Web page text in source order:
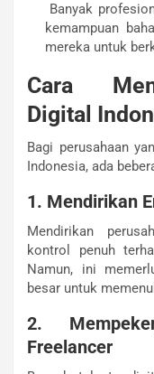
Banyak
kemampuan
mereka untuk
Cara
Digital
Bagi perusahaan
Indonesia, ada
1. Mendirikan
Mendirikan
kontrol penuh
Namun, ini
besar untuk
2.
Freelancer